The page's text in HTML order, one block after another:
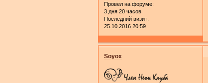
Провел на форуме:
3 дня 20 часов
Последний визит:
25.10.2016 20:59
Soyox